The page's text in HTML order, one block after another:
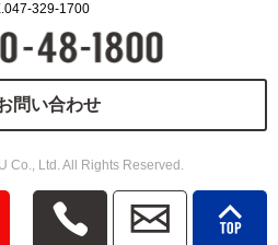
329-1700
問い合わせ
Co., Ltd. All Rights Reserved.